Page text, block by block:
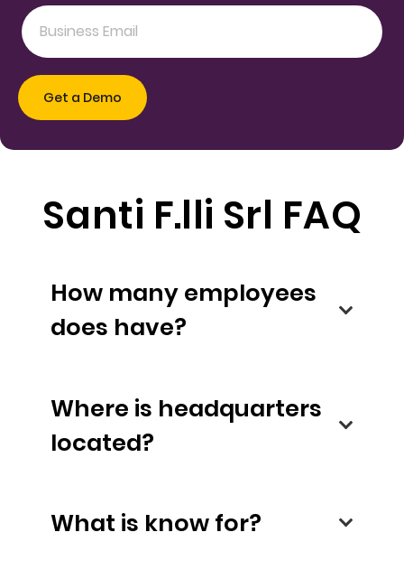
Santi F.lli Srl FAQ
How many employees
does have?
Where is headquarters
located?
What is know for?